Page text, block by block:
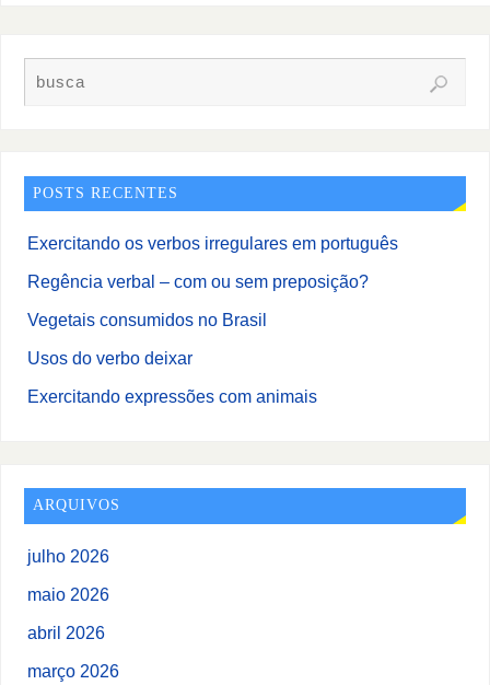
POSTS RECENTES
Exercitando os verbos irregulares em português
Regência verbal – com ou sem preposição?
Vegetais consumidos no Brasil
Usos do verbo deixar
Exercitando expressões com animais
ARQUIVOS
julho 2026
maio 2026
abril 2026
março 2026